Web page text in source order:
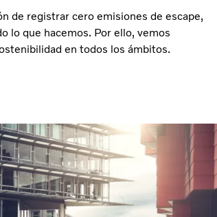
de registrar cero emisiones de escape,
lo que hacemos. Por ello, vemos
en todos los ámbitos.